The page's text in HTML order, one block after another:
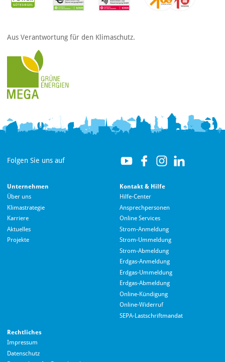
Aus Verantwortung für den Klimaschutz.
Folgen Sie uns auf
Unternehmen
Über uns
Klimastrategie
Karriere
Aktuelles
Projekte
Kontakt & Hilfe
Hilfe-Center
Ansprechpersonen
Online Services
Strom-Anmeldung
Strom-Ummeldung
Strom-Abmeldung
Erdgas-Anmeldung
Erdgas-Ummeldung
Erdgas-Abmeldung
Online-Kündigung
Online-Widerruf
SEPA-Lastschriftmandat
Rechtliches
Impressum
Datenschutz